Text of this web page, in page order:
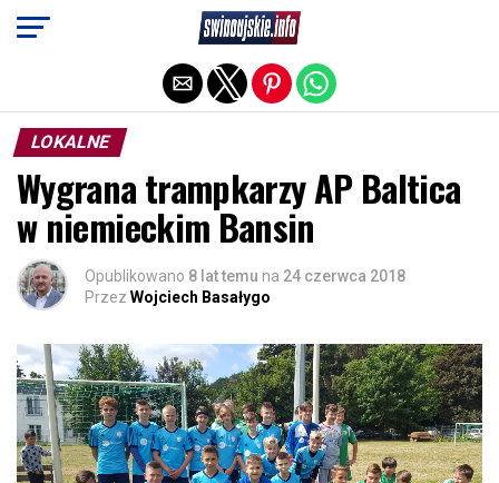
LOKALNE
Wygrana trampkarzy AP Baltica
w niemieckim Bansin
Opublikowano 8 lat temu na 24 czerwca 2018
Przez Wojciech Basałygo
Exit mobile version